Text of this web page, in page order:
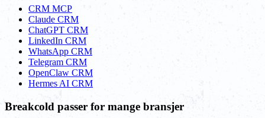
CRM MCP
Claude CRM
ChatGPT CRM
LinkedIn CRM
WhatsApp CRM
Telegram CRM
OpenClaw CRM
Hermes AI CRM
Breakcold passer for mange bransjer